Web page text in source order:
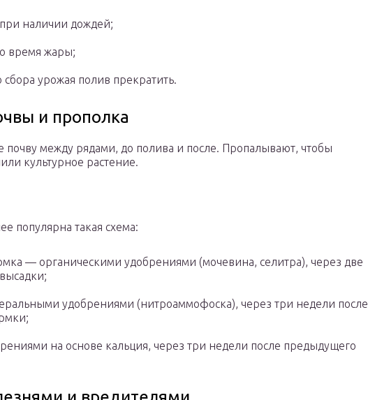
наличии дождей;
время жары;
сбора урожая полив прекратить.
и прополка
почву между рядами, до полива и после. Пропалывают, чтобы
культурное растение.
популярна такая схема:
— органическими удобрениями (мочевина, селитра), через две
удобрениями (нитроаммофоска), через три недели после
на основе кальция, через три недели после предыдущего